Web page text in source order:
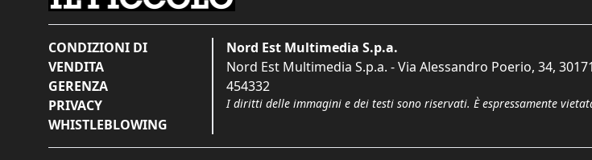
CONDIZIONI DI
VENDITA
GERENZA
PRIVACY
WHISTLEBLOWING
Nord Est Multimedia S.p.a.
Nord Est Multimedia S.p.a. - Via Alessandro Poerio, 34,
454332
I diritti delle immagini e dei testi sono riservati. È espressamente